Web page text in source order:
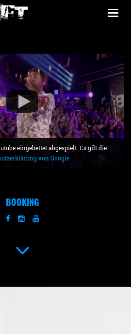
eingebettet abgespielt. Es gilt die
von Google
BOOKING